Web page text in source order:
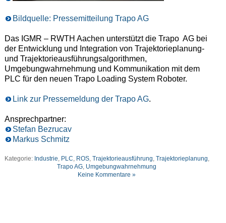
Bildquelle: Pressemitteilung Trapo AG
Das IGMR – RWTH Aachen unterstützt die Trapo AG bei
der Entwicklung und Integration von Trajektorieplanung-
und Trajektorieausführungsalgorithmen,
Umgebungwahrnehmung und Kommunikation mit dem
PLC für den neuen Trapo Loading System Roboter.
Link zur Pressemeldung der Trapo AG.
Ansprechpartner:
Stefan Bezrucav
Markus Schmitz
Kategorie: Industrie, PLC, ROS, Trajektorieausführung, Trajektorieplanung,
Trapo AG, Umgebungwahrnehmung
Keine Kommentare »